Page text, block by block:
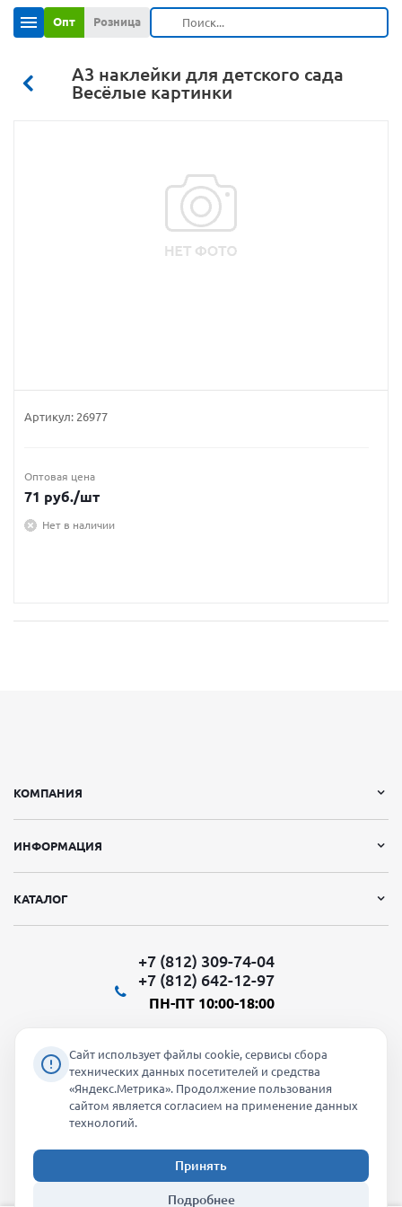
Опт Розница
А3 наклейки для детского сада
Весёлые картинки
Артикул: 26977
Оптовая цена
71 руб./шт
Нет в наличии
КОМПАНИЯ
ИНФОРМАЦИЯ
КАТАЛОГ
+7 (812) 309-74-04
+7 (812) 642-12-97
ПН-ПТ 10:00-18:00
Мы в социальных сетях:
2026 © "Молти" - оптовый магазин
Сайт использует файлы cookie, сервисы сбора
технических данных посетителей и средства
«Яндекс.Метрика». Продолжение пользования
сайтом является согласием на применение данных
технологий.
Принять
Подробнее